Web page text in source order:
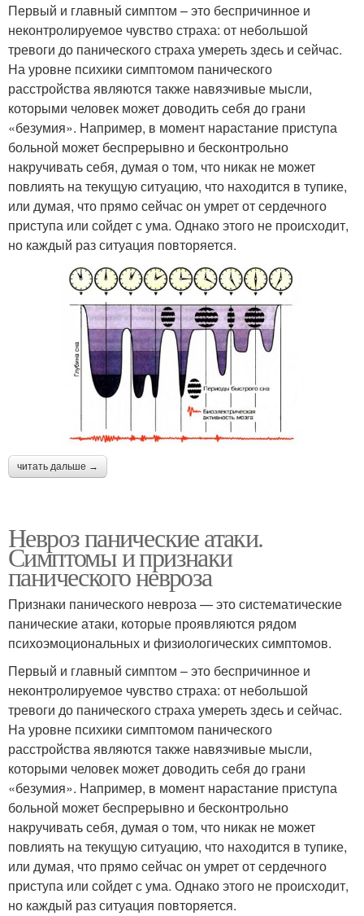
Первый и главный симптом – это беспричинное и
неконтролируемое чувство страха: от небольшой
тревоги до панического страха умереть здесь и сейчас.
На уровне психики симптомом панического
расстройства являются также навязчивые мысли,
которыми человек может доводить себя до грани
«безумия». Например, в момент нарастание приступа
больной может беспрерывно и бесконтрольно
накручивать себя, думая о том, что никак не может
повлиять на текущую ситуацию, что находится в тупике,
или думая, что прямо сейчас он умрет от сердечного
приступа или сойдет с ума. Однако этого не происходит,
но каждый раз ситуация повторяется.
читать дальше →
Невроз панические атаки.
Симптомы и признаки
панического невроза
Признаки панического невроза — это систематические
панические атаки, которые проявляются рядом
психоэмоциональных и физиологических симптомов.
Первый и главный симптом – это беспричинное и
неконтролируемое чувство страха: от небольшой
тревоги до панического страха умереть здесь и сейчас.
На уровне психики симптомом панического
расстройства являются также навязчивые мысли,
которыми человек может доводить себя до грани
«безумия». Например, в момент нарастание приступа
больной может беспрерывно и бесконтрольно
накручивать себя, думая о том, что никак не может
повлиять на текущую ситуацию, что находится в тупике,
или думая, что прямо сейчас он умрет от сердечного
приступа или сойдет с ума. Однако этого не происходит,
но каждый раз ситуация повторяется.